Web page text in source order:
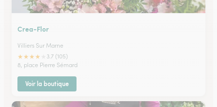
Crea-Flor
Villiers Sur Marne
★★★★
3.7 (105)
8, place Pierre Sémard
Voir la boutique